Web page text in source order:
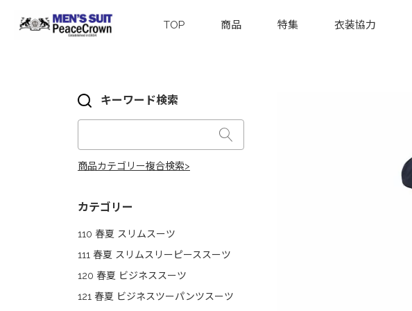
TOP 商品 特集 衣装協力
キーワード検索
商品カテゴリー複合検索>
カテゴリー
110 春夏 スリムスーツ
111 春夏 スリムスリーピーススーツ
120 春夏 ビジネススーツ
121 春夏 ビジネスツーパンツスーツ